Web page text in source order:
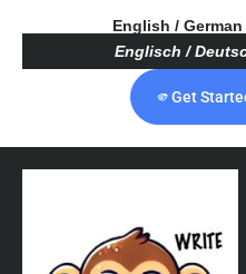
English /
Englisch /
🫵Get